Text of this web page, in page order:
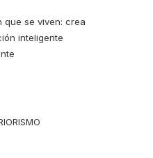
que se viven: crea
inteligente